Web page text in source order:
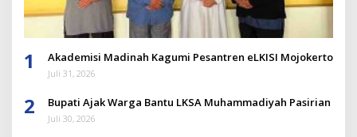
1 Akademisi Madinah Kagumi Pesantren eLKISI Mojokerto
Juli 31, 2026
2 Bupati Ajak Warga Bantu LKSA Muhammadiyah Pasirian
Juli 30, 2026